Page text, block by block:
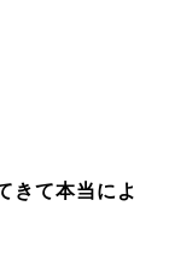
きて本当によ